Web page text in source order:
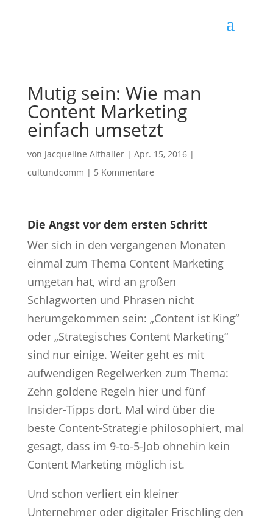
Mutig sein: Wie man
Content Marketing
einfach umsetzt
von Jacqueline Althaller| Apr. 15, 2016|
cultundcomm | 5 Kommentare
Die Angst vor dem ersten Schritt
Wer sich in den vergangenen Monaten
einmal zum Thema Content Marketing
umgetan hat, wird an großen
Schlagworten und Phrasen nicht
herumgekommen sein: „Content ist King“
oder „Strategisches Content Marketing“
sind nur einige. Weiter geht es mit
aufwendigen Regelwerken zum Thema:
Zehn goldene Regeln hier und fünf
Insider-Tipps dort. Mal wird über die
beste Content-Strategie philosophiert, mal
gesagt, dass im 9-to-5-Job ohnehin kein
Content Marketing möglich ist.
Und schon verliert ein kleiner
Unternehmer oder digitaler Frischling den